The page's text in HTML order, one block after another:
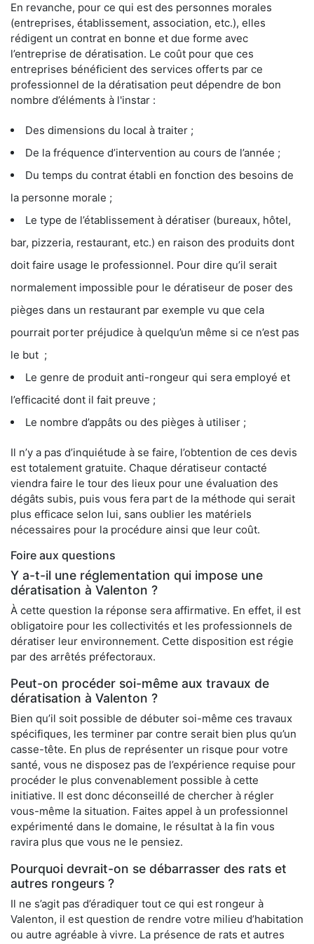
En revanche, pour ce qui est des personnes morales
(entreprises, établissement, association, etc.), elles
rédigent un contrat en bonne et due forme avec
l’entreprise de dératisation. Le coût pour que ces
entreprises bénéficient des services offerts par ce
professionnel de la dératisation peut dépendre de bon
nombre d’éléments à l'instar :
Des dimensions du local à traiter ;
De la fréquence d’intervention au cours de l’année ;
Du temps du contrat établi en fonction des besoins de
la personne morale ;
Le type de l’établissement à dératiser (bureaux, hôtel,
bar, pizzeria, restaurant, etc.) en raison des produits dont
doit faire usage le professionnel. Pour dire qu’il serait
normalement impossible pour le dératiseur de poser des
pièges dans un restaurant par exemple vu que cela
pourrait porter préjudice à quelqu’un même si ce n’est pas
le but ;
Le genre de produit anti-rongeur qui sera employé et
l’efficacité dont il fait preuve ;
Le nombre d’appâts ou des pièges à utiliser ;
Il n’y a pas d’inquiétude à se faire, l’obtention de ces devis
est totalement gratuite. Chaque dératiseur contacté
viendra faire le tour des lieux pour une évaluation des
dégâts subis, puis vous fera part de la méthode qui serait
plus efficace selon lui, sans oublier les matériels
nécessaires pour la procédure ainsi que leur coût.
Foire aux questions
Y a-t-il une réglementation qui impose une
dératisation à Valenton ?
À cette question la réponse sera affirmative. En effet, il est
obligatoire pour les collectivités et les professionnels de
dératiser leur environnement. Cette disposition est régie
par des arrêtés préfectoraux.
Peut-on procéder soi-même aux travaux de
dératisation à Valenton ?
Bien qu’il soit possible de débuter soi-même ces travaux
spécifiques, les terminer par contre serait bien plus qu’un
casse-tête. En plus de représenter un risque pour votre
santé, vous ne disposez pas de l’expérience requise pour
procéder le plus convenablement possible à cette
initiative. Il est donc déconseillé de chercher à régler
vous-même la situation. Faites appel à un professionnel
expérimenté dans le domaine, le résultat à la fin vous
ravira plus que vous ne le pensiez.
Pourquoi devrait-on se débarrasser des rats et
autres rongeurs ?
Il ne s’agit pas d’éradiquer tout ce qui est rongeur à
Valenton, il est question de rendre votre milieu d’habitation
ou autre agréable à vivre. La présence de rats et autres